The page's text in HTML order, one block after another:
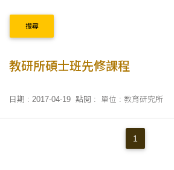
搜尋
教研所碩士班先修課程
日期 : 2017-04-19 點閱 : 單位 : 教育研究所
1